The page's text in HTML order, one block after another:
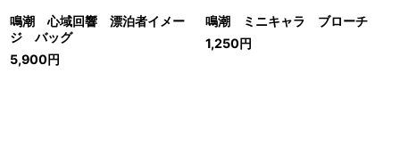
鳴潮 心域回響 漂泊者イメー
ジ バッグ
5,900円
鳴潮 ミニキャラ ブローチ
1,250円